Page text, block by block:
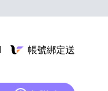
帳號綁定送